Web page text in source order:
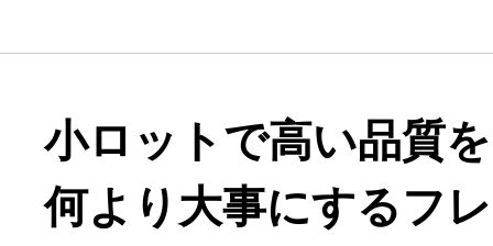
小ロットで高い品質
何より大事にするフ